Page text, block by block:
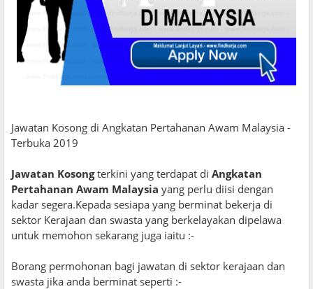
Jawatan Kosong di Angkatan Pertahanan Awam Malaysia -
Terbuka 2019
Jawatan Kosongterkini yang terdapat di Angkatan
Pertahanan Awam Malaysia yang perlu diisi dengan
kadar segera.Kepada sesiapa yang berminat bekerja di
sektor Kerajaan dan swasta yang berkelayakan dipelawa
untuk memohon sekarang juga iaitu :-
Borang permohonan bagi jawatan di sektor kerajaan dan
swasta jika anda berminat seperti :-